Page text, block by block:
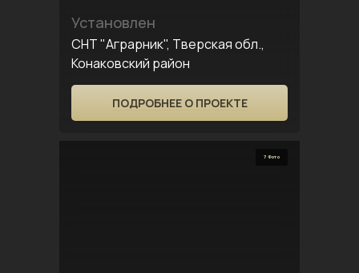
Установлен
СНТ "Аграрник", Тверская обл.,
Конаковский район
ПОДРОБНЕЕ О ПРОЕКТЕ
7 Фото